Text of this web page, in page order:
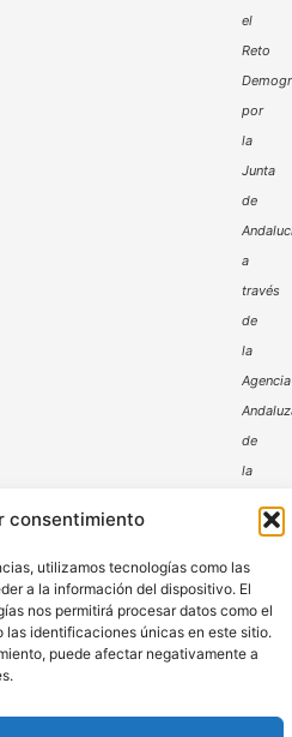
consentimiento
utilizamos tecnologías como las
a la información del dispositivo. El
nos permitirá procesar datos como el
identificaciones únicas en este sitio.
puede afectar negativamente a
el
Reto
por
la
Junta
de
a
través
de
la
Agencia
de
la
Política de Privacidad